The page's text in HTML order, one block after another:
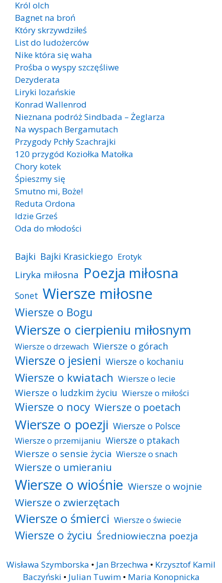
Król olch
Bagnet na broń
Który skrzywdziłeś
List do ludożerców
Nike która się waha
Prośba o wyspy szczęśliwe
Dezyderata
Liryki lozańskie
Konrad Wallenrod
Nieznana podróż Sindbada – Żeglarza
Na wyspach Bergamutach
Przygody Pchły Szachrajki
120 przygód Koziołka Matołka
Chory kotek
Śpieszmy się
Smutno mi, Boże!
Reduta Ordona
Idzie Grześ
Oda do młodości
Bajki Bajki Krasickiego Erotyk
Liryka miłosna Poezja miłosna
Sonet Wiersze miłosne
Wiersze o Bogu
Wiersze o cierpieniu miłosnym
Wiersze o drzewach Wiersze o górach
Wiersze o jesieni Wiersze o kochaniu
Wiersze o kwiatach Wiersze o lecie
Wiersze o ludzkim życiu Wiersze o miłości
Wiersze o nocy Wiersze o poetach
Wiersze o poezji Wiersze o Polsce
Wiersze o przemijaniu Wiersze o ptakach
Wiersze o sensie życia Wiersze o snach
Wiersze o umieraniu
Wiersze o wiośnie Wiersze o wojnie
Wiersze o zwierzętach
Wiersze o śmierci Wiersze o świecie
Wiersze o życiu Średniowieczna poezja
Wisława Szymborska • Jan Brzechwa • Krzysztof Kamil
Baczyński • Julian Tuwim• Maria Konopnicka